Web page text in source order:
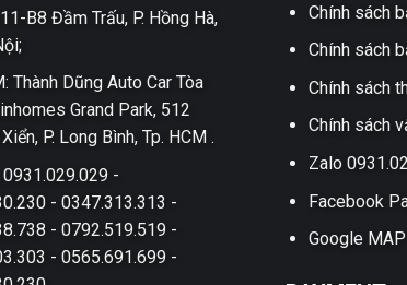
B8 Đầm Trấu, P. Hồng Hà,
Thành Dũng Auto Car Tòa
Grand Park, 512
P. Long Bình, Tp. HCM .
-
- 0347.313.313 -
- 0792.519.519 -
- 0565.691.699 -
Chính sách
Chính sách
Chính sách
Chính sách
Zalo
Facebook
Google MAP